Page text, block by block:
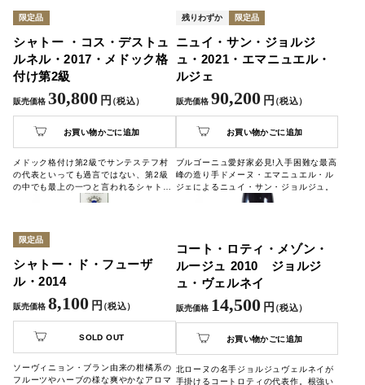
限定品
シャトー ・コス・デストュ
ルネル・2017・メドック格
付け第2級
販売価格 30,800 円（税込）
お買い物かごに追加
メドック格付け第2級でサンテステフ村
の代表といっても過言ではない、第2級
の中でも最上の一つと言われるシャトー
残りわずか 限定品
ニュイ・サン・ジョルジ
ュ・2021・エマニュエル・
ルジェ
販売価格 90,200円（税込）
お買い物かごに追加
ブルゴーニュ愛好家必見!入手困難な最高
峰の造り手ドメーヌ・エマニュエル・ル
ジェによるニュイ・サン・ジョルジュ。
限定品
シャトー・ド・フューザ
ル・2014
販売価格 8,100 円（税込）
SOLD OUT
ソーヴィニョン・ブラン由来の柑橘系の
フルーツやハーブの様な爽やかなアロマ
コート・ロティ・メゾン・
ルージュ 2010 ジョルジ
ュ・ヴェルネイ
販売価格 14,500円（税込）
お買い物かごに追加
北ローヌの名手ジョルジュヴェルネイが
手掛けるコートロティの代表作。根強い